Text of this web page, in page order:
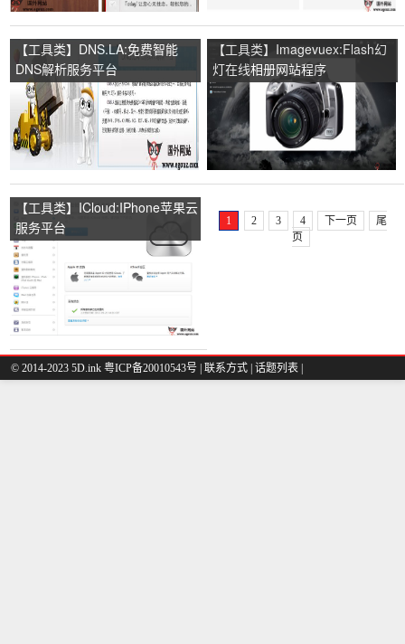
【工具类】DNS.LA:免费智能
DNS解析服务平台
【工具类】Imagevuex:Flash幻
灯在线相册网站程序
【工具类】ICloud:IPhone苹果云
服务平台
1 2 3 4 下一页
尾
页
© 2014-2023 5D.ink 粤ICP备20010543号 联系方式 话题列表